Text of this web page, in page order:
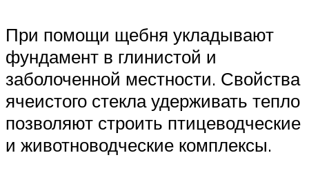
При помощи щебня укладывают
фундамент в глинистой и
заболоченной местности. Свойства
ячеистого стекла удерживать тепло
позволяют строить птицеводческие
и животноводческие комплексы.